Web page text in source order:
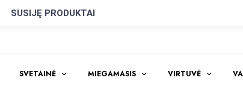
SVETAINĖ MIEGAMASIS VIRTUVĖ
SUSIJĘ PRODUKTAI